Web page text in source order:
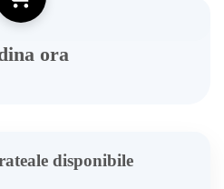
ora
disponibile